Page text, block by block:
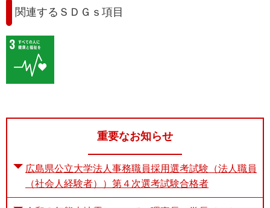
関連するＳＤＧｓ項目
重要なお知らせ
広島県公立大学法人事務職員採用選考試験（法人職員
（社会人経験者））第４次選考試験合格者